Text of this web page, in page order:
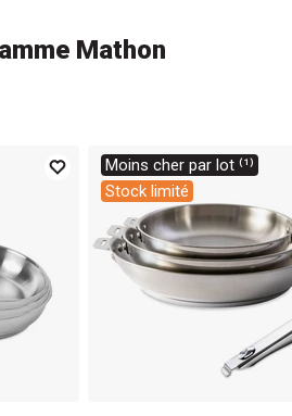
Mathon
Moins cher par lot ⁽¹⁾
Stock limité